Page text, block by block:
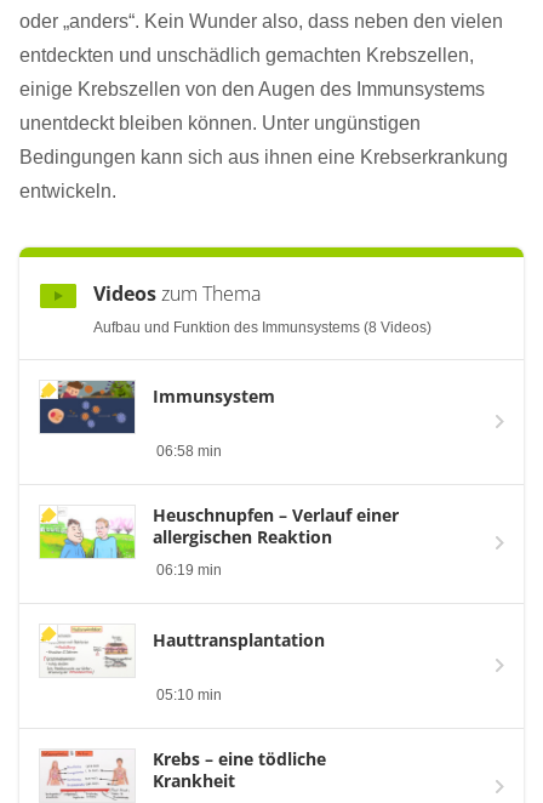
oder „anders“. Kein Wunder also, dass neben den vielen
entdeckten und unschädlich gemachten Krebszellen,
einige Krebszellen von den Augen des Immunsystems
unentdeckt bleiben können. Unter ungünstigen
Bedingungen kann sich aus ihnen eine Krebserkrankung
entwickeln.
Videoszum Thema
Aufbau und Funktion des Immunsystems (8 Videos)
Immunsystem
06:58 min
Heuschnupfen – Verlauf einer
allergischen Reaktion
06:19 min
Hauttransplantation
05:10 min
Krebs – eine tödliche
Krankheit